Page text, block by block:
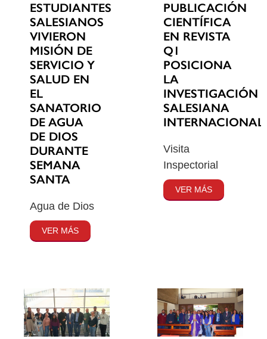
ESTUDIANTES
SALESIANOS
VIVIERON
MISIÓN DE
SERVICIO Y
SALUD EN
EL
SANATORIO
DE AGUA
DE DIOS
DURANTE
SEMANA
SANTA
Agua de Dios
VER MÁS
PUBLICACIÓN
CIENTÍFICA
EN REVISTA
Q1
POSICIONA
LA
INVESTIGACIÓN
SALESIANA
Visita
Inspectorial
VER MÁS